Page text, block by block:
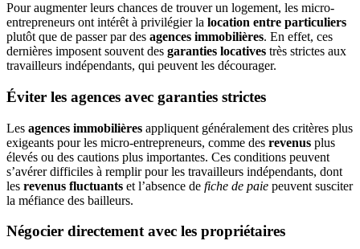
Pour augmenter leurs chances de trouver un logement, les micro-
entrepreneurs ont intérêt à privilégier la location entre particuliers
plutôt que de passer par des agences immobilières. En effet, ces
dernières imposent souvent des garanties locatives très strictes aux
travailleurs indépendants, qui peuvent les décourager.
Éviter les agences avec garanties strictes
Les agences immobilières appliquent généralement des critères plus
exigeants pour les micro-entrepreneurs, comme des revenus plus
élevés ou des cautions plus importantes. Ces conditions peuvent
s’avérer difficiles à remplir pour les travailleurs indépendants, dont
les revenus fluctuants et l’absence de fiche de paie peuvent susciter
la méfiance des bailleurs.
Négocier directement avec les propriétaires